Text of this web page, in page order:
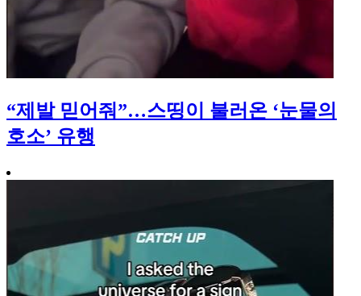
“제발 믿어줘”…스띵이 불러온 ‘눈물의
호소’ 유행